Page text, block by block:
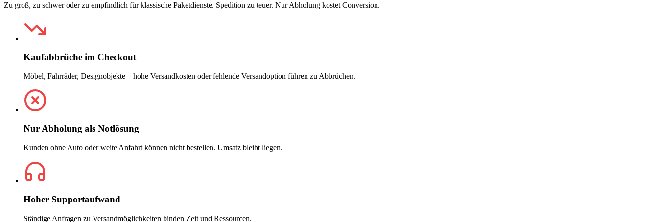
Zu groß, zu schwer oder zu empfindlich für klassische Paketdienste. Spedition zu teuer. Nur Abholung kostet Conversion.
Kaufabbrüche im Checkout
Möbel, Fahrräder, Designobjekte – hohe Versandkosten oder fehlende Versandoption führen zu Abbrüchen.
Nur Abholung als Notlösung
Kunden ohne Auto oder weite Anfahrt können nicht bestellen. Umsatz bleibt liegen.
Hoher Supportaufwand
Ständige Anfragen zu Versandmöglichkeiten binden Zeit und Ressourcen.